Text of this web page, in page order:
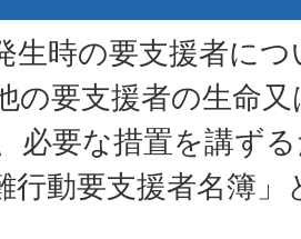
生時の要支援者に
の要支援者の生命
必要な措置を講ず
行動要支援者名簿